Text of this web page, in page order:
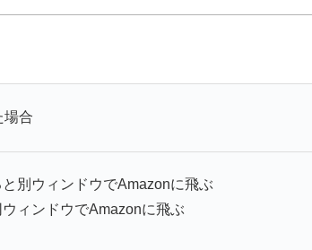
場合
別ウィンドウでAmazonに飛ぶ
ィンドウでAmazonに飛ぶ